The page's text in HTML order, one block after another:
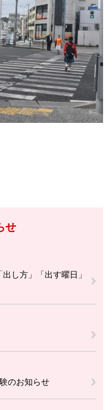
せ
し方」「出す曜日」
のお知らせ